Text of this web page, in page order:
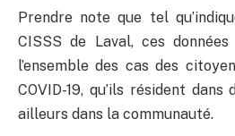
Prendre note que tel
CISSS de Laval, ces
l’ensemble des cas des
COVID-19, qu’ils résident
ailleurs dans la communauté.